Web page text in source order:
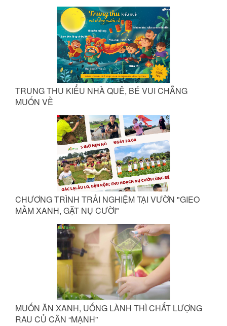
TRUNG THU KIỂU NHÀ QUÊ, BÉ VUI CHẲNG
MUỐN VỀ
CHƯƠNG TRÌNH TRẢI NGHIỆM TẠI VƯỜN "GIEO
MẦM XANH, GẶT NỤ CƯỜI"
MUỐN ĂN XANH, UỐNG LÀNH THÌ CHẤT LƯỢNG
RAU CỦ CẦN “MẠNH”